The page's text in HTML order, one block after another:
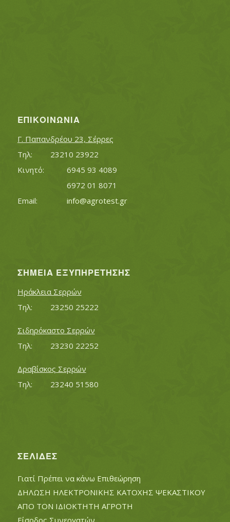
ΕΠΙΚΟΙΝΩΝΊΑ
Γ. Παπανδρέου 23, Σέρρες
Τηλ:		23210 23922
Κινητό:		6945 93 4089
			6972 01 8071
info@agrotest.gr
ΣΗΜΕΊΑ ΕΞΥΠΗΡΈΤΗΣΗΣ
Ηράκλεια Σερρών
Τηλ:		23250 25222
Σιδηρόκαστο Σερρών
Τηλ:		23230 22252
Δραβίσκος Σερρών
Τηλ:		23240 51580
ΣΕΛΊΔΕΣ
Γιατί Πρέπει να κάνω Επιθεώρηση
ΔΗΛΩΣΗ ΗΛΕΚΤΡΟΝΙΚΗΣ ΚΑΤΟΧΗΣ ΨΕΚΑΣΤΙΚΟΥ
ΑΠΟ ΤΟΝ ΙΔΙΟΚΤΗΤΗ ΑΓΡΟΤΗ